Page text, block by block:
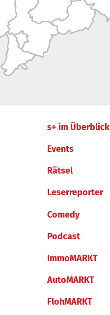
s+ im Überblick
Events
Rätsel
Leserreporter
Comedy
Podcast
ImmoMARKT
AutoMARKT
FlohMARKT